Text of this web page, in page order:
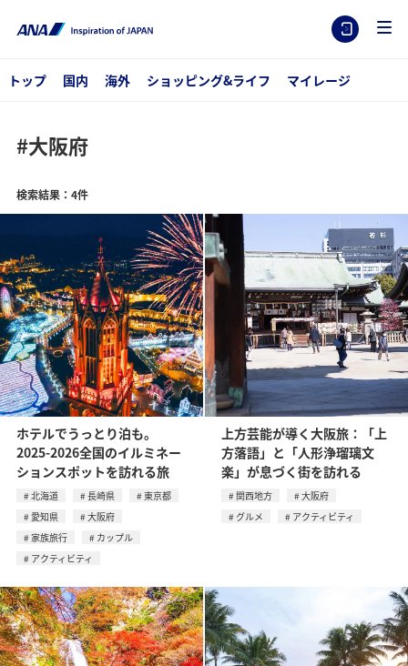
トップ 国内 海外 ショッピング&ライフ マイレージ
#大阪府
検索結果：4件
ホテルでうっとり泊も。
2025-2026全国のイルミネー
ションスポットを訪れる旅
北海道 長崎県
東京都
愛知県
大阪府
家族旅行
カップル
アクティビティ
上方芸能が導く大阪旅：「上
方落語」と「人形浄瑠璃文
楽」が息づく街を訪れる
関西地方
大阪府
グルメ
アクティビティ